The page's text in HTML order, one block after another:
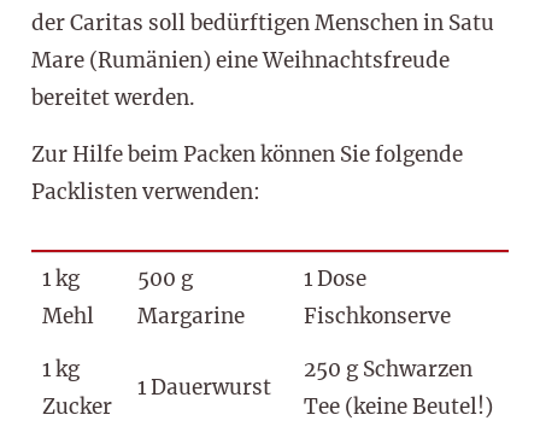
der Caritas soll bedürftigen Menschen in Satu
Mare (Rumänien) eine Weihnachtsfreude
bereitet werden.
Zur Hilfe beim Packen können Sie folgende
Packlisten verwenden:
1 kg
Mehl
500 g
Margarine
1 Dose
Fischkonserve
1 kg
Zucker
1 Dauerwurst
250 g Schwarzen
Tee (keine Beutel!)